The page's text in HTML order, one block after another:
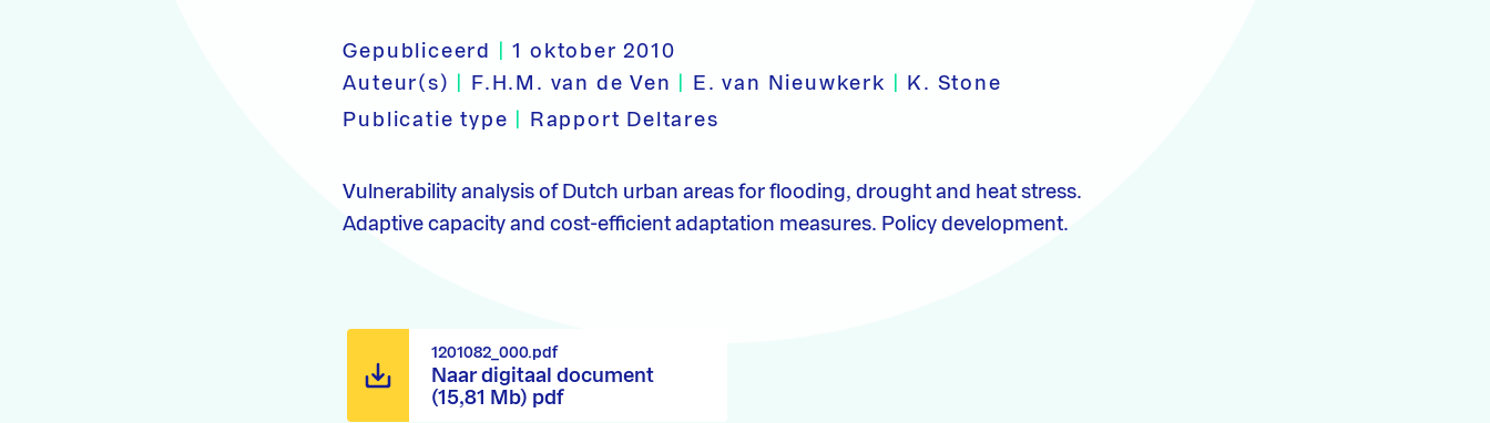
Gepubliceerd |1 oktober 2010
Auteur(s)
F.H.M. van de Ven E. van Nieuwkerk
K. Stone
Publicatie type
Rapport Deltares
Vulnerability analysis of Dutch urban areas for flooding, drought and heat stress.
Adaptive capacity and cost-efficient adaptation measures. Policy development.
Naar digitaal document
(15,81 Mb) pdf
1201082_000.pdf